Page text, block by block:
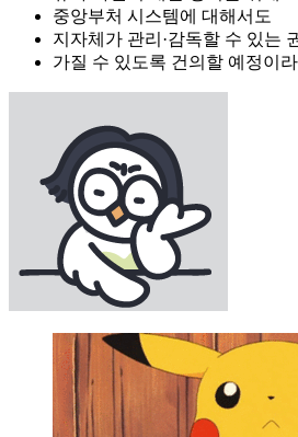
중앙부처 시스템에 대해서도
지자체가 관리·감독할 수 있는
가질 수 있도록 건의할 예정이